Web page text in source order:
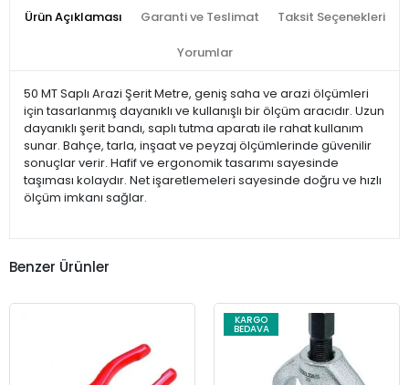
Ürün Açıklaması Garanti ve Teslimat Taksit Seçenekleri
Yorumlar
50 MT Saplı Arazi Şerit Metre, geniş saha ve arazi ölçümleri
için tasarlanmış dayanıklı ve kullanışlı bir ölçüm aracıdır. Uzun
dayanıklı şerit bandı, saplı tutma aparatı ile rahat kullanım
sunar. Bahçe, tarla, inşaat ve peyzaj ölçümlerinde güvenilir
sonuçlar verir. Hafif ve ergonomik tasarımı sayesinde
taşıması kolaydır. Net işaretlemeleri sayesinde doğru ve hızlı
ölçüm imkanı sağlar.
Benzer Ürünler
KARGO
BEDAVA